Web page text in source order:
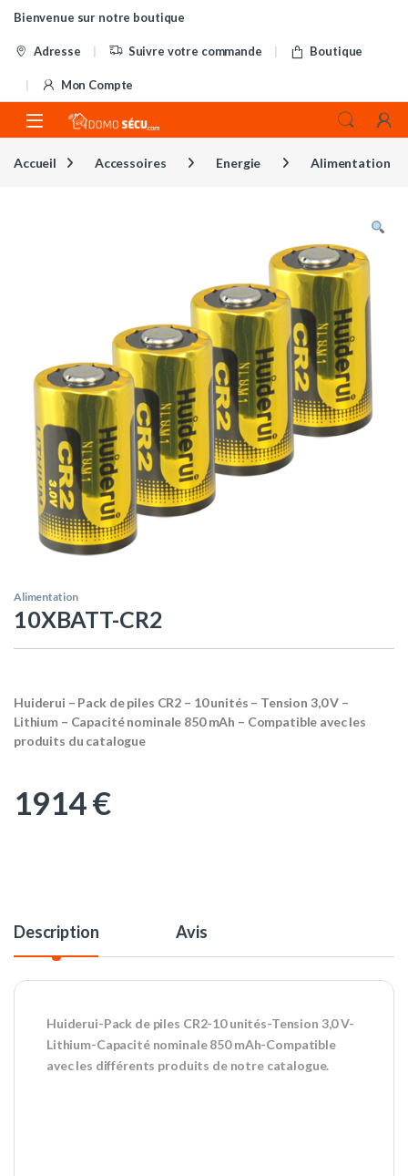
Skip to navigation
Skip to content
Bienvenue sur notre boutique
Adresse Suivre votre commande Boutique
Mon Compte
Accueil Accessoires Energie Alimentation
Alimentation
10XBATT-CR2
Huiderui – Pack de piles CR2 – 10 unités – Tension 3,0 V –
Lithium – Capacité nominale 850 mAh – Compatible avec les
produits du catalogue
1914€
Description Avis
Huiderui-Pack de piles CR2-10 unités-Tension 3,0 V-
Lithium-Capacité nominale 850 mAh-Compatible
avec les différents produits de notre catalogue.